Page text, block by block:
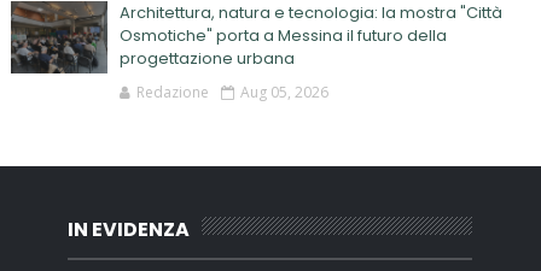
Architettura, natura e tecnologia: la mostra "Città
Osmotiche" porta a Messina il futuro della
progettazione urbana
Redazione Aug 05, 2026
IN EVIDENZA